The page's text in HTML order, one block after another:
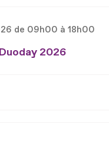
de 09h00 à 18h00
2026